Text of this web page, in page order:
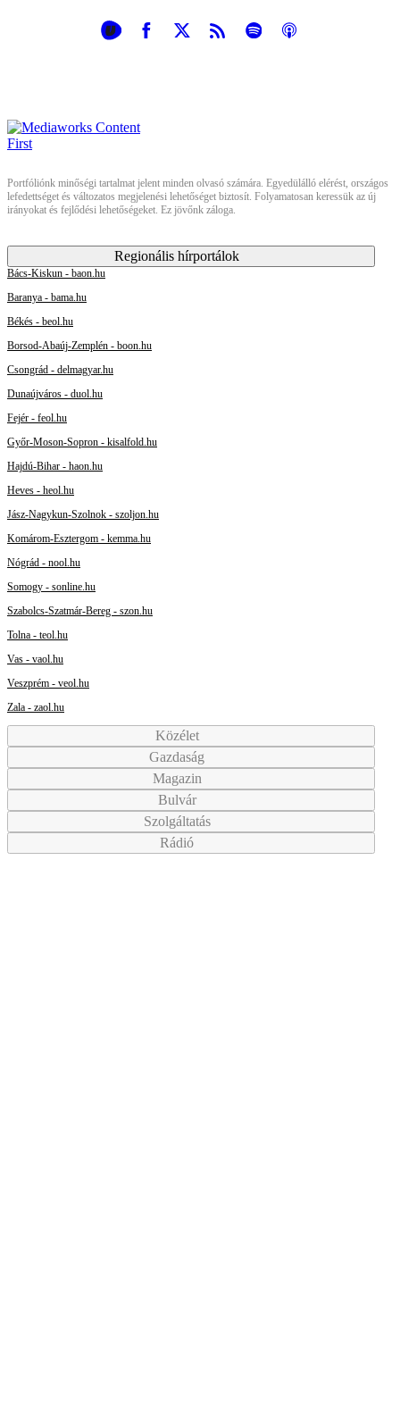
Portfóliónk minőségi tartalmat jelent minden olvasó számára. Egyedülálló elérést, országos
lefedettséget és változatos megjelenési lehetőséget biztosít. Folyamatosan keressük az új
irányokat és fejlődési lehetőségeket. Ez jövőnk záloga.
Regionális hírportálok
Bács-Kiskun - baon.hu
Baranya - bama.hu
Békés - beol.hu
Borsod-Abaúj-Zemplén - boon.hu
Csongrád - delmagyar.hu
Dunaújváros - duol.hu
Fejér - feol.hu
Győr-Moson-Sopron - kisalfold.hu
Hajdú-Bihar - haon.hu
Heves - heol.hu
Jász-Nagykun-Szolnok - szoljon.hu
Komárom-Esztergom - kemma.hu
Nógrád - nool.hu
Somogy - sonline.hu
Szabolcs-Szatmár-Bereg - szon.hu
Tolna - teol.hu
Vas - vaol.hu
Veszprém - veol.hu
Zala - zaol.hu
Közélet
Gazdaság
Magazin
Bulvár
Szolgáltatás
Rádió